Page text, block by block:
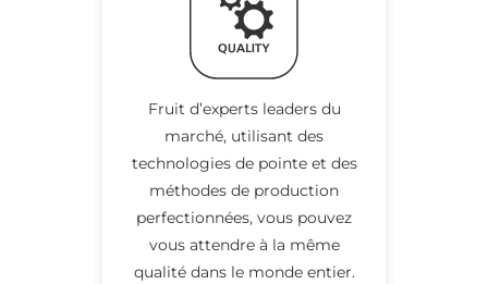
Fruit d’experts leaders du
marché, utilisant des
technologies de pointe et des
méthodes de production
perfectionnées, vous pouvez
vous attendre à la même
qualité dans le monde entier.